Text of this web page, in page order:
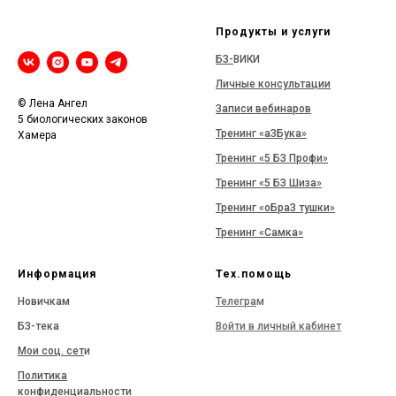
© Лена Ангел
5 биологических законов
Хамера
Продукты и услуги
БЗ- ВИКИ
Личные консультации
Записи вебинаров
Тренинг «аЗБука»
Тренинг «5 БЗ Профи»
Тренинг «5 БЗ Шиза»
Тренинг «оБраЗ тушки»
Тренинг «Самка»
Информация
Новичкам
БЗ-тека
Мои соц. сети
Политика
конфиденциальности
Тех.помощь
Телеграм
Войти в личный кабинет